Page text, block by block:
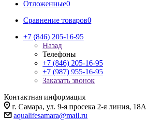
Отложенные0
Сравнение товаров0
+7 (846) 205-16-95
Назад
Телефоны
+7 (846) 205-16-95
+7 (987) 955-16-95
Заказать звонок
Контактная информация
г. Самара, ул. 9-я просека 2-я линия, 18А
aqualifesamara@mail.ru